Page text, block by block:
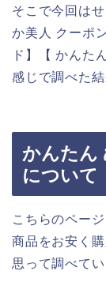
そこで今回は
か美人 クーポ
ド】【 かんた
感じで調べた
かんたん
について
こちらのペー
商品をお安く
思って調べて